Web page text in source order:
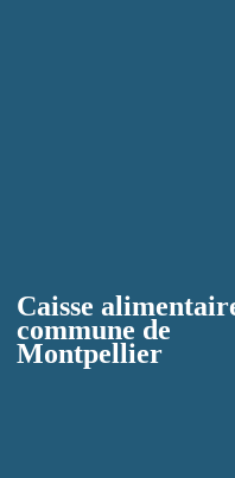
Caisse
commune de
Montpellier